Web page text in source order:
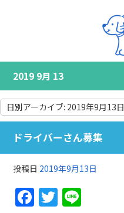
2019 9月 13
日別アーカイブ: 2019年9月13日
ドライバーさん募集
投稿日 2019年9月13日
Facebook
Twitter